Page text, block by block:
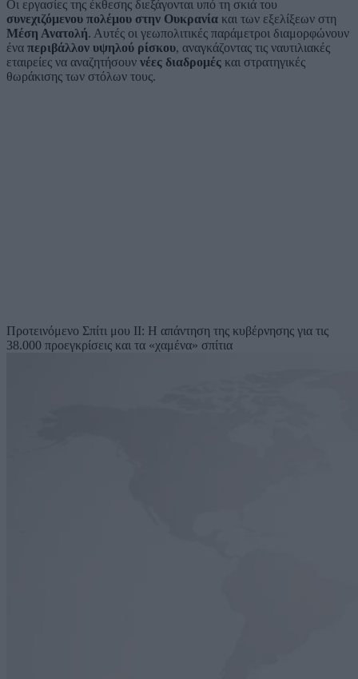
Οι εργασίες της έκθεσης διεξάγονται υπό τη σκιά του
συνεχιζόμενου πολέμου στην Ουκρανία και των εξελίξεων στη
Μέση Ανατολή. Αυτές οι γεωπολιτικές παράμετροι διαμορφώνουν
ένα περιβάλλον υψηλού ρίσκου, αναγκάζοντας τις ναυτιλιακές
εταιρείες να αναζητήσουν νέες διαδρομές και στρατηγικές
θωράκισης των στόλων τους.
Προτεινόμενο Σπίτι μου ΙΙ: Η απάντηση της κυβέρνησης για τις
38.000 προεγκρίσεις και τα «χαμένα» σπίτια